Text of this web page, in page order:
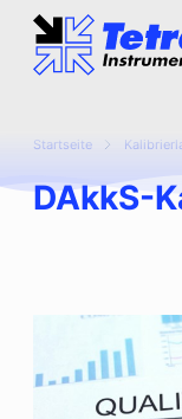
Startseite
DAkkS-